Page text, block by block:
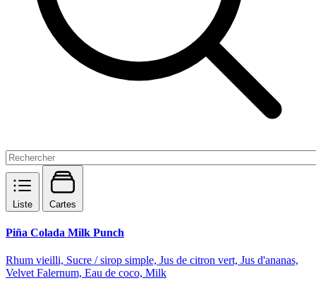
Liste Cartes
Piña Colada Milk Punch
Rhum vieilli, Sucre / sirop simple, Jus de citron vert, Jus d'ananas,
Velvet Falernum, Eau de coco, Milk